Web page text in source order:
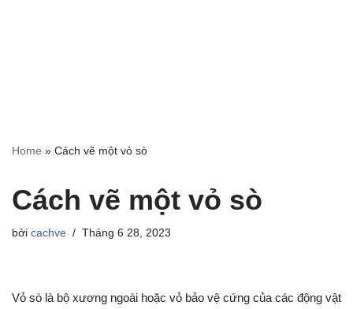
Home » Cách vẽ một vỏ sò
Cách vẽ một vỏ sò
bởi cachve Tháng 6 28, 2023
Vỏ sò là bộ xương ngoài hoặc vỏ bảo vệ cứng của các động vật